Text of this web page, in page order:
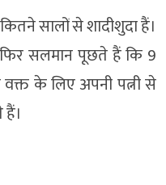
सालों से शादीशुदा हैं।
सलमान पूछते हैं कि 9
के लिए अपनी पत्नी से